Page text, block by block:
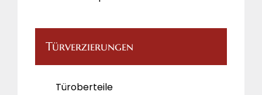
Türverzierungen
Türoberteile